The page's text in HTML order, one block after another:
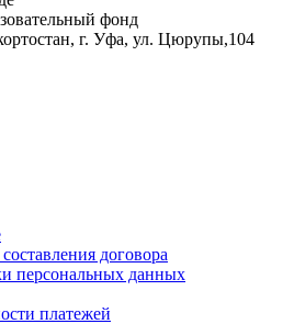
фонд
г. Уфа, ул. Цюрупы,104
договора
персональных данных
платежей